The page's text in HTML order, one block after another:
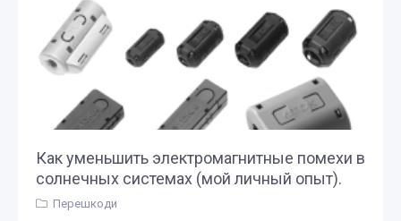
Как уменьшить электромагнитные помехи в
солнечных системах (мой личный опыт).
Перешкоди